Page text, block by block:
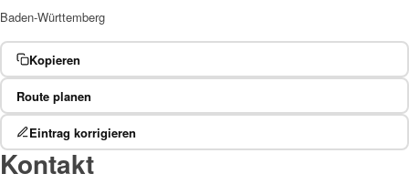
Baden-Württemberg
Kopieren
Route planen
Eintrag korrigieren
Kontakt